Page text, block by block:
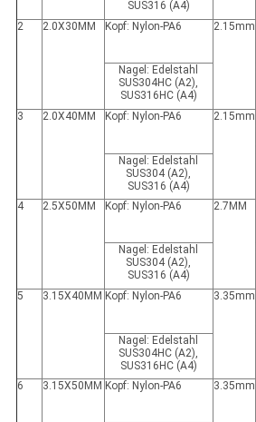
SUS316 (A4)
2
2.0X30MM Kopf: Nylon-PA6 2.15mm
Nagel: Edelstahl
SUS304HC (A2),
SUS316HC (A4)
3 2.0X40MM Kopf: Nylon-PA6 2.15mm
Nagel: Edelstahl
SUS304 (A2),
SUS316 (A4)
4 2.5X50MM Kopf: Nylon-PA6 2.7MM
Nagel: Edelstahl
SUS304 (A2),
SUS316 (A4)
5 3.15X40MM Kopf: Nylon-PA6 3.35mm
Nagel: Edelstahl
SUS304HC (A2),
SUS316HC (A4)
6 3.15X50MM Kopf: Nylon-PA6 3.35mm